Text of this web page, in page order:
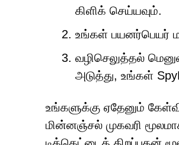
கிளிக் செய்யவும்.
உங்கள் பயனர்பெயர்
வழிசெலுத்தல்
அடுத்து, உங்கள்
உங்களுக்கு ஏதேனும்
மின்னஞ்சல் முகவரி